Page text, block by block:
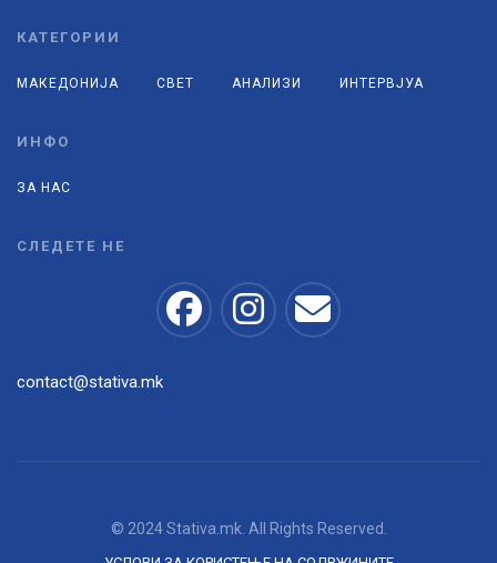
КАТЕГОРИИ
МАКЕДОНИЈА СВЕТ АНАЛИЗИ ИНТЕРВЈУА
ИНФО
ЗА НАС
СЛЕДЕТЕ НЕ
contact@stativa.mk
© 2024 Stativa.mk. All Rights Reserved.